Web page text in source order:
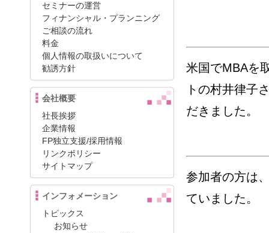
米国でMBAを
トの村井律子
だきました。
参加者の方は
ていました。
セミナーの運営
フィナンシャル・プランニング
ご相談の流れ
料金
個人情報の取扱いについて
勧誘方針
会社概要
社長挨拶
企業情報
FP独立支援/採用情報
リンクポリシー
サイトマップ
インフォメーション
トピックス
お知らせ